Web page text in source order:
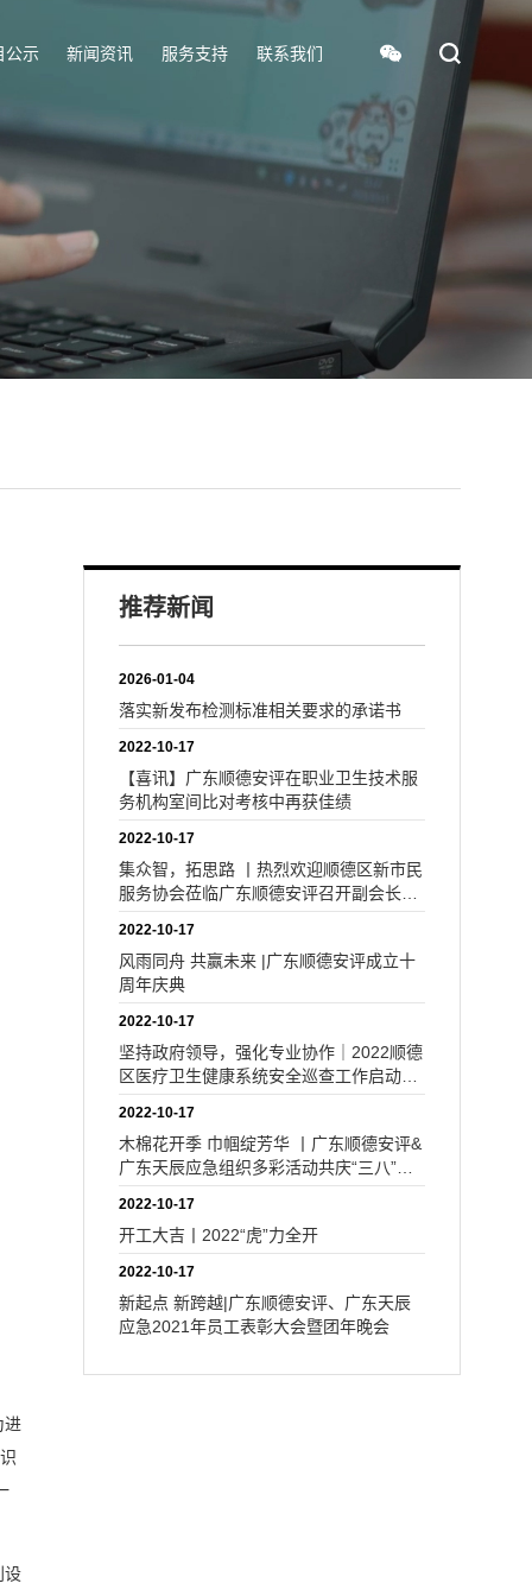
公示 新闻资讯 服务支持 联系我们
进
设
推荐新闻
2026-01-04
落实新发布检测标准相关要求的承诺书
2022-10-17
【喜讯】广东顺德安评在职业卫生技术服
务机构室间比对考核中再获佳绩
2022-10-17
集众智，拓思路 丨热烈欢迎顺德区新市民
服务协会莅临广东顺德安评召开副会长工
作会议
2022-10-17
风雨同舟 共赢未来 |广东顺德安评成立十
周年庆典
2022-10-17
坚持政府领导，强化专业协作｜2022顺德
区医疗卫生健康系统安全巡查工作启动培
训会圆满举办
2022-10-17
木棉花开季 巾帼绽芳华 丨广东顺德安评&
广东天辰应急组织多彩活动共庆“三八”女
神节
2022-10-17
开工大吉丨2022“虎”力全开
2022-10-17
新起点 新跨越|广东顺德安评、广东天辰
应急2021年员工表彰大会暨团年晚会